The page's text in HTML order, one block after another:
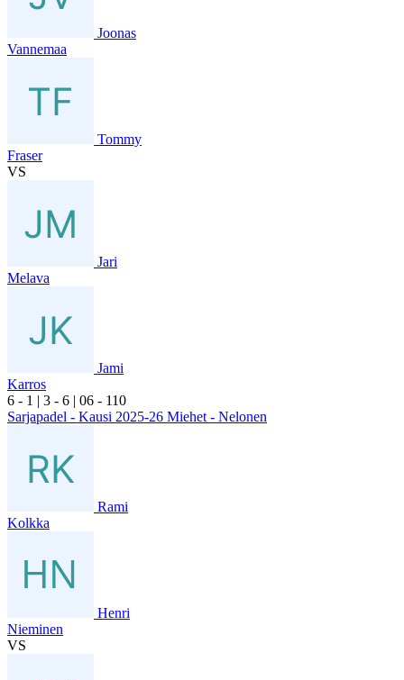
Joonas
Vannemaa
Tommy
Fraser
VS
Jari
Melava
Jami
Karros
6 - 1 | 3 - 6 | 06 - 110
Sarjapadel - Kausi 2025-26 Miehet - Nelonen
Rami
Kolkka
Henri
Nieminen
VS